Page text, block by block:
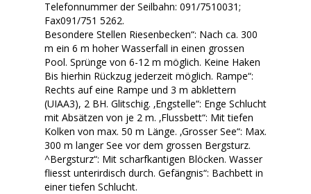
Telefonnummer der Seilbahn: 091/7510031;
Fax091/751 5262.
Besondere Stellen Riesenbecken“: Nach ca. 300
m ein 6 m hoher Wasserfall in einen grossen
Pool. Sprünge von 6-12 m möglich. Keine Haken
Bis hierhin Rückzug jederzeit möglich. Rampe“:
Rechts auf eine Rampe und 3 m abklettern
(UIAA3), 2 BH. Glitschig. ‚Engstelle“: Enge Schlucht
mit Absätzen von je 2 m. ‚Flussbett“: Mit tiefen
Kolken von max. 50 m Länge. ‚Grosser See“: Max.
300 m langer See vor dem grossen Bergsturz.
^Bergsturz“: Mit scharfkantigen Blöcken. Wasser
fliesst unterirdisch durch. Gefängnis“: Bachbett in
einer tiefen Schlucht.